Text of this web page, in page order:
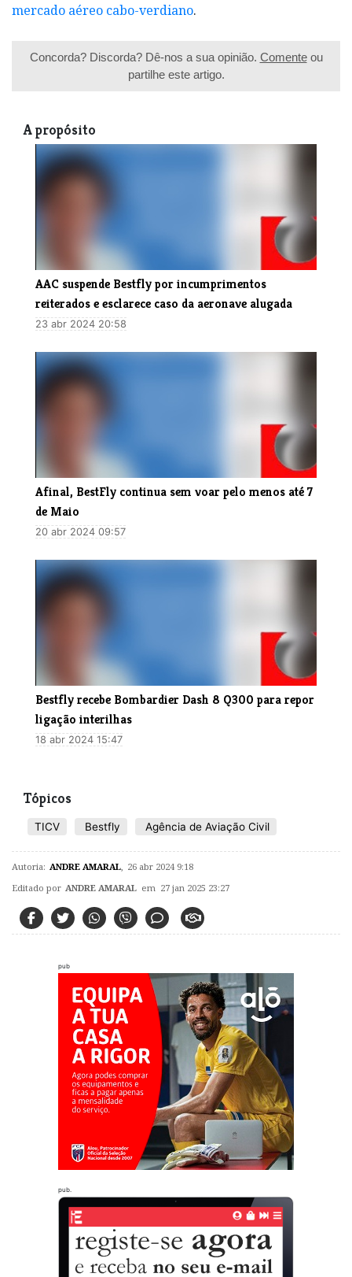
mercado aéreo cabo-verdiano.
Concorda? Discorda? Dê-nos a sua opinião. Comenteou
partilhe este artigo.
A propósito
AAC suspende Bestfly por incumprimentos
reiterados e esclarece caso da aeronave alugada
23 abr 2024 20:58
Afinal, BestFly continua sem voar pelo menos até 7
de Maio
20 abr 2024 09:57
Bestfly recebe Bombardier Dash 8 Q300 para repor
ligação interilhas
18 abr 2024 15:47
Tópicos
TICV Bestfly Agência de Aviação Civil
Autoria: ANDRE AMARAL 26 abr 2024 9:18
Editado por ANDRE AMARAL em 27 jan 2025 23:27
pub
pub.